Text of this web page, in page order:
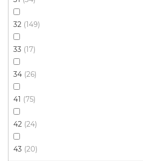
32 149
33 17
34 26
41 75
42 24
43 20
PVC podlaha QUINTEX Greenock